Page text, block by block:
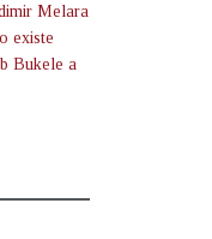
Melara
existe
Bukele a